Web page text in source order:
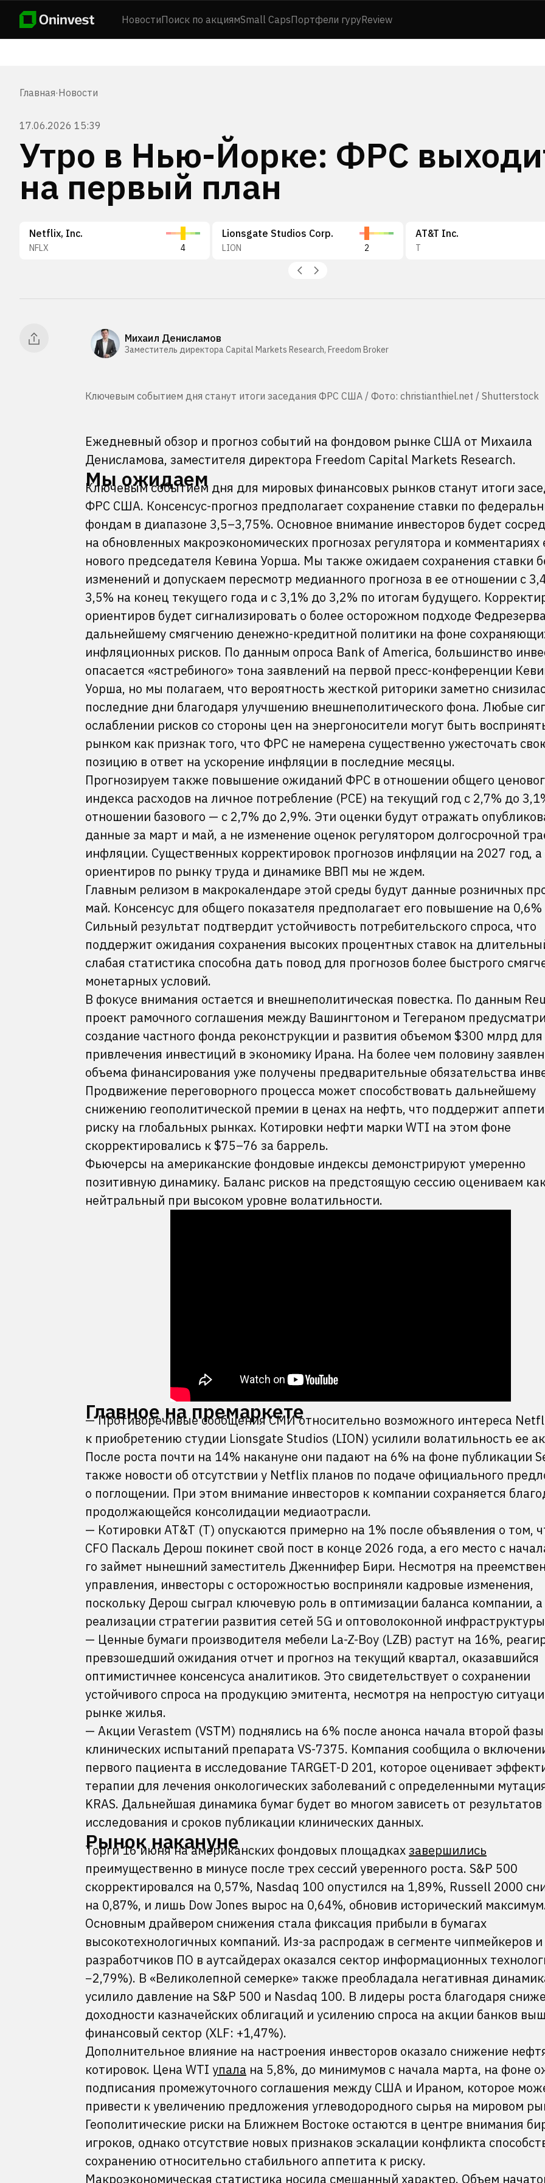
НовостиПоиск по акциямSmall CapsПортфели гуруReview
Главная·Новости
17.06.2026 15:39
Утро в Нью-Йорке: ФРС
на первый план
Netflix, Inc.
NFLX 4
Lionsgate Studios Corp.
LION 2
AT&T Inc.
T
Михаил Денисламов
Заместитель директора Capital Markets Research, Freedom Broker
Ключевым событием дня станут итоги заседания ФРС США / Фото: christianthiel.net / Shutterstock
Ежедневный обзор и прогноз событий на фондовом рынке США от Михаила
Денисламова, заместителя директора Freedom Capital Markets Research.
Мы ожидаем
Ключевым событием дня для мировых финансовых рынков станут итоги
ФРС США. Консенсус-прогноз предполагает сохранение ставки по
фондам в диапазоне 3,5–3,75%. Основное внимание инвесторов будет
на обновленных макроэкономических прогнозах регулятора и комментариях
нового председателя Кевина Уорша. Мы также ожидаем сохранения ставки
изменений и допускаем пересмотр медианного прогноза в ее отношении с
3,5% на конец текущего года и с 3,1% до 3,2% по итогам будущего.
ориентиров будет сигнализировать о более осторожном подходе
дальнейшему смягчению денежно-кредитной политики на фоне
инфляционных рисков. По данным опроса Bank of America, большинство
опасается «ястребиного» тона заявлений на первой пресс-конференции
Уорша, но мы полагаем, что вероятность жесткой риторики заметно
последние дни благодаря улучшению внешнеполитического фона. Любые
ослаблении рисков со стороны цен на энергоносители могут быть
рынком как признак того, что ФРС не намерена существенно ужесточать
позицию в ответ на ускорение инфляции в последние месяцы.
Прогнозируем также повышение ожиданий ФРС в отношении общего
индекса расходов на личное потребление (PCE) на текущий год с 2,7% до
отношении базового — с 2,7% до 2,9%. Эти оценки будут отражать
данные за март и май, а не изменение оценок регулятором долгосрочной
инфляции. Существенных корректировок прогнозов инфляции на 2027 год,
ориентиров по рынку труда и динамике ВВП мы не ждем.
Главным релизом в макрокалендаре этой среды будут данные розничных
май. Консенсус для общего показателя предполагает его повышение на
Сильный результат подтвердит устойчивость потребительского спроса, что
поддержит ожидания сохранения высоких процентных ставок на
слабая статистика способна дать повод для прогнозов более быстрого
монетарных условий.
В фокусе внимания остается и внешнеполитическая повестка. По данным
проект рамочного соглашения между Вашингтоном и Тегераном
создание частного фонда реконструкции и развития объемом $300 млрд для
привлечения инвестиций в экономику Ирана. На более чем половину
объема финансирования уже получены предварительные обязательства
Продвижение переговорного процесса может способствовать дальнейшему
снижению геополитической премии в ценах на нефть, что поддержит
риску на глобальных рынках. Котировки нефти марки WTI на этом фоне
скорректировались к $75–76 за баррель.
Фьючерсы на американские фондовые индексы демонстрируют умеренно
позитивную динамику. Баланс рисков на предстоящую сессию оцениваем
нейтральный при высоком уровне волатильности.
Главное на премаркете
— Противоречивые сообщения СМИ относительно возможного интереса
к приобретению студии Lionsgate Studios (LION) усилили волатильность ее
После роста почти на 14% накануне они падают на 6% на фоне публикации
также новости об отсутствии у Netflix планов по подаче официального
о поглощении. При этом внимание инвесторов к компании сохраняется
продолжающейся консолидации медиаотрасли.
— Котировки AT&T (T) опускаются примерно на 1% после объявления о том,
CFO Паскаль Дерош покинет свой пост в конце 2026 года, а его место с
го займет нынешний заместитель Дженнифер Бири. Несмотря на
управления, инвесторы с осторожностью восприняли кадровые изменения,
поскольку Дерош сыграл ключевую роль в оптимизации баланса компании,
реализации стратегии развития сетей 5G и оптоволоконной
— Ценные бумаги производителя мебели La-Z-Boy (LZB) растут на 16%,
превзошедший ожидания отчет и прогноз на текущий квартал, оказавшийся
оптимистичнее консенсуса аналитиков. Это свидетельствует о сохранении
устойчивого спроса на продукцию эмитента, несмотря на непростую
рынке жилья.
— Акции Verastem (VSTM) поднялись на 6% после анонса начала второй фазы
клинических испытаний препарата VS-7375. Компания сообщила о
первого пациента в исследование TARGET-D 201, которое оценивает
терапии для лечения онкологических заболеваний с определенными
KRAS. Дальнейшая динамика бумаг будет во многом зависеть от результатов
исследования и сроков публикации клинических данных.
Рынок накануне
Торги 16 июня на американских фондовых площадках завершились
преимущественно в минусе после трех сессий уверенного роста. S&P 500
скорректировался на 0,57%, Nasdaq 100 опустился на 1,89%, Russell 2000
на 0,87%, и лишь Dow Jones вырос на 0,64%, обновив исторический
Основным драйвером снижения стала фиксация прибыли в бумагах
высокотехнологичных компаний. Из-за распродаж в сегменте чипмейкеров и
разработчиков ПО в аутсайдерах оказался сектор информационных
−2,79%). В «Великолепной семерке» также преобладала негативная
усилило давление на S&P 500 и Nasdaq 100. В лидеры роста благодаря
доходности казначейских облигаций и усилению спроса на акции банков
финансовый сектор (XLF: +1,47%).
Дополнительное влияние на настроения инвесторов оказало снижение
котировок. Цена WTI упала на 5,8%, до минимумов с начала марта, на фоне
подписания промежуточного соглашения между США и Ираном, которое
привести к увеличению предложения углеводородного сырья на мировом
Геополитические риски на Ближнем Востоке остаются в центре внимания
игроков, однако отсутствие новых признаков эскалации конфликта
сохранению относительно стабильного аппетита к риску.
Макроэкономическая статистика носила смешанный характер. Объем